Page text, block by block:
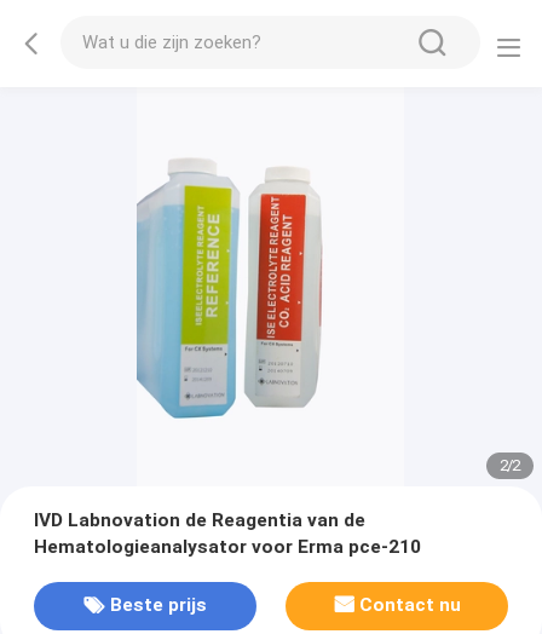
2/2
IVD Labnovation de Reagentia van de
Hematologieanalysator voor Erma pce-210
Beste prijs Contact nu